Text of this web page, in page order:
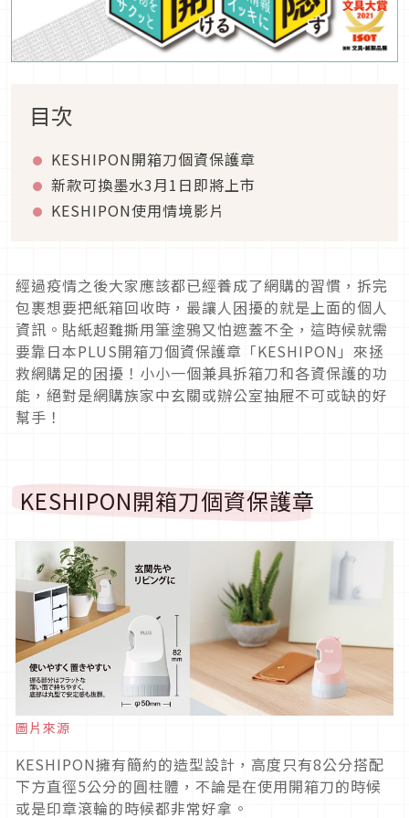
目次
KESHIPON開箱刀個資保護章
新款可換墨水3月1日即將上市
KESHIPON使用情境影片
經過疫情之後大家應該都已經養成了網購的習慣，拆完
包裹想要把紙箱回收時，最讓人困擾的就是上面的個人
資訊。貼紙超難撕用筆塗鴉又怕遮蓋不全，這時候就需
要靠日本PLUS開箱刀個資保護章「KESHIPON」來拯
救網購足的困擾！小小一個兼具拆箱刀和各資保護的功
能，絕對是網購族家中玄關或辦公室抽屜不可或缺的好
幫手！
KESHIPON開箱刀個資保護章
圖片來源
KESHIPON擁有簡約的造型設計，高度只有8公分搭配
下方直徑5公分的圓柱體，不論是在使用開箱刀的時候
或是印章滾輪的時候都非常好拿。